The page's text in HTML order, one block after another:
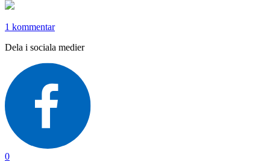
1 kommentar
Dela i sociala medier
0